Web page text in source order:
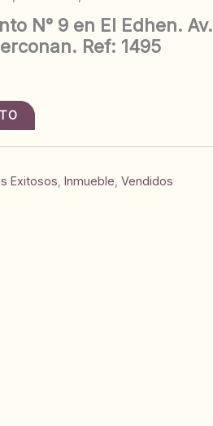
N° 9 en El Edhen. Av.
Ref: 1495
Exitosos Inmueble Vendidos